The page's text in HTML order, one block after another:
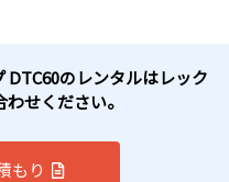
のレンタルはレック
せください。
もり